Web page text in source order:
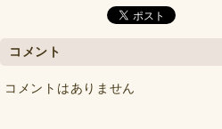
コメント
コメントはありません